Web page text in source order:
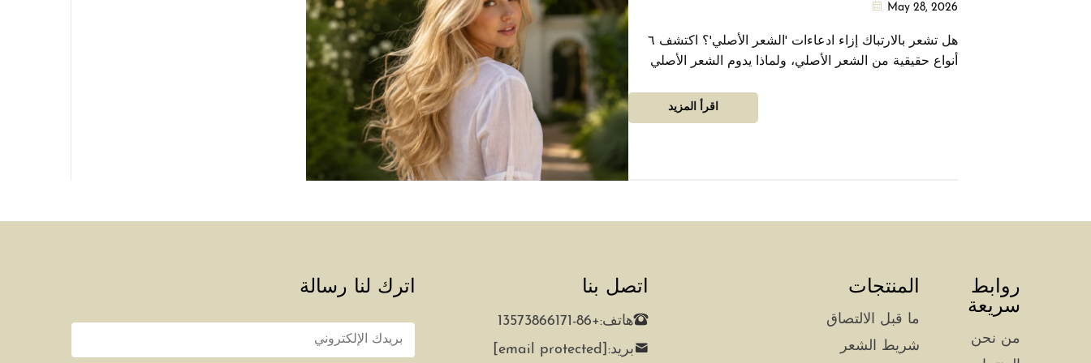
May 28, 2026
هل تشعر بالارتباك إزاء ادعاءات 'الشعر الأصلي'؟ اكتشف ٦
أنواع حقيقية من الشعر الأصلي، ولماذا يدوم الشعر الأصلي
اقرأ المزيد
روابط
سريعة
من نحن
المنتجات
ما قبل الالتصاق
شريط الشعر
اتصل بنا
هاتف:+86-13573866171
بريد:
اترك لنا رسالة